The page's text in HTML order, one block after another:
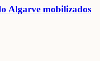
Algarve mobilizados